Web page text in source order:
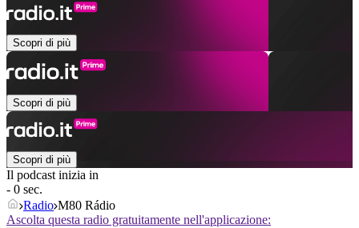
Scopri di più
Scopri di più
Scopri di più
Il podcast inizia in
- 0 sec.
Radio M80 Rádio
Ascolta questa radio gratuitamente nell'applicazione: